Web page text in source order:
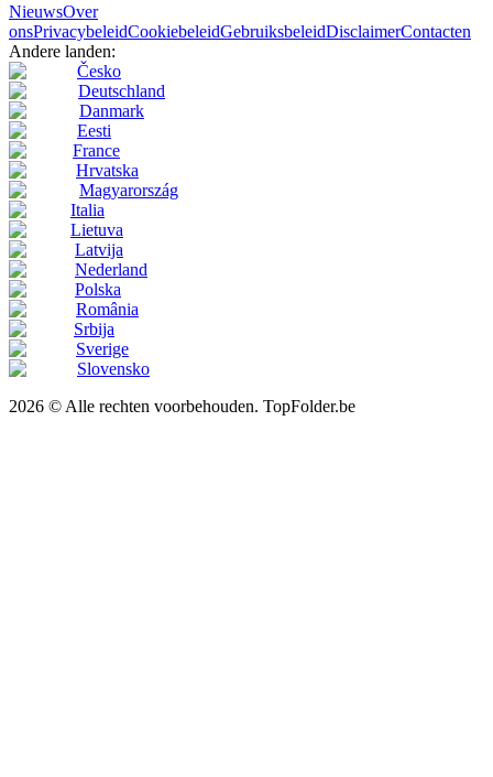
NieuwsOver
onsPrivacybeleidCookiebeleidGebruiksbeleidDisclaimerContacten
Andere landen:
Česko
Deutschland
Danmark
Eesti
France
Hrvatska
Magyarország
Italia
Lietuva
Latvija
Nederland
Polska
România
Srbija
Sverige
Slovensko
2026 © Alle rechten voorbehouden. TopFolder.be